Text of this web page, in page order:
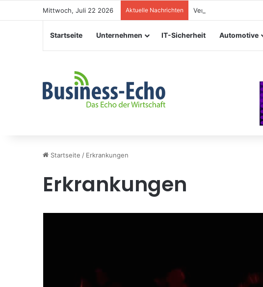
Mittwoch, Juli 22 2026 Aktuelle Nachrichten
Startseite Unternehmen IT-Sicherheit Automotive
Startseite / Erkrankungen
Erkrankungen